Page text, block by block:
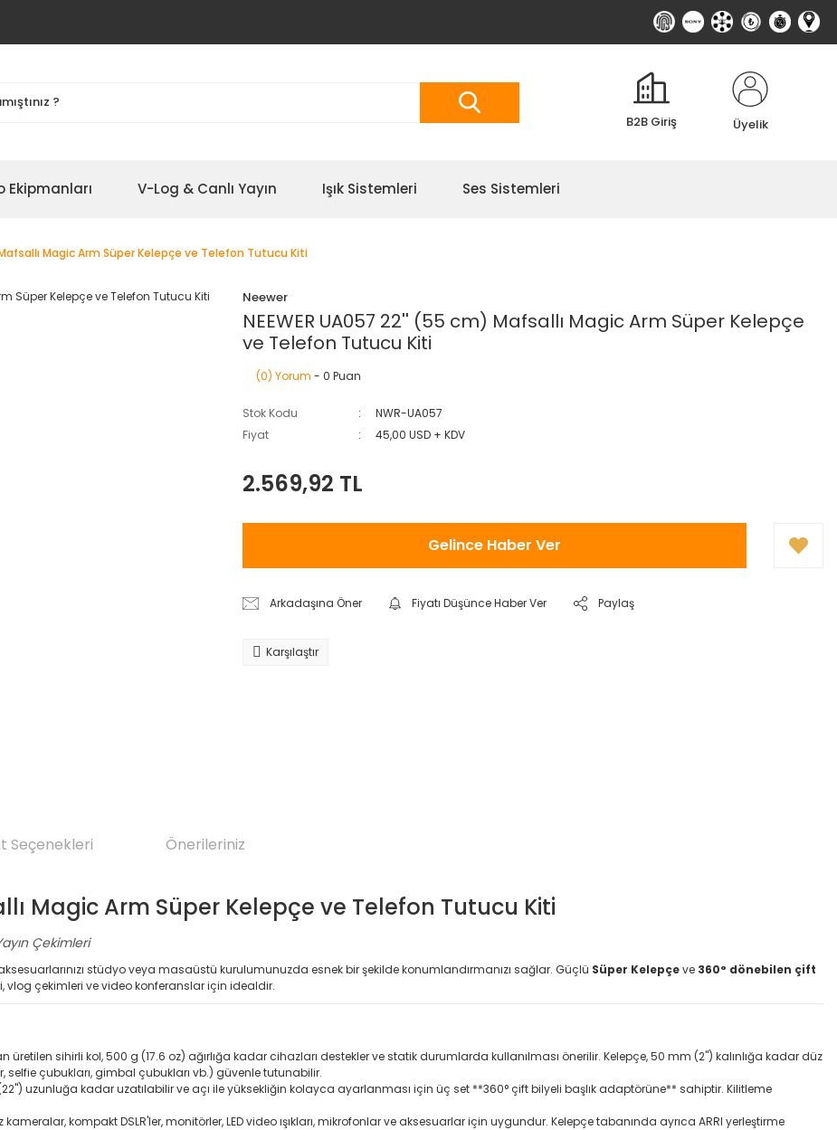
B2B Giriş Üyelik
Ekipmanları V-Log & Canlı Yayın Işık Sistemleri Ses Sistemleri
Magic Arm Süper Kelepçe ve Telefon Tutucu Kiti
Neewer
NEEWER UA057 22'' (55 cm) Mafsallı Magic Arm Süper Kelepçe
ve Telefon Tutucu Kiti
(0) Yorum - 0 Puan
Stok Kodu
NWR-UA057
Fiyat
45,00 USD + KDV
2.569,92 TL
Gelince Haber Ver
Arkadaşına Öner Fiyatı Düşünce Haber Ver Paylaş
Karşılaştır
Seçenekleri Önerileriniz
Magic Arm Süper Kelepçe ve Telefon Tutucu Kiti
Çekimleri
aksesuarlarınızı stüdyo veya masaüstü kurulumunuzda esnek bir şekilde konumlandırmanızı sağlar. Güçlü Süper Kelepçeve 360° dönebilen çift
vlog çekimleri ve video konferanslar için idealdir.
üretilen sihirli kol, 500 g (17.6 oz) ağırlığa kadar cihazları destekler ve statik durumlarda kullanılması önerilir. Kelepçe, 50 mm (2") kalınlığa kadar düz
çubukları, gimbal çubukları vb.) güvenle tutunabilir.
uzunluğa kadar uzatılabilir ve açı ile yüksekliğin kolayca ayarlanması için üç set **360° çift bilyeli başlık adaptörüne** sahiptir. Kilitleme
kompakt DSLR'ler, monitörler, LED video ışıkları, mikrofonlar ve aksesuarlar için uygundur. Kelepçe tabanında ayrıca ARRI yerleştirme